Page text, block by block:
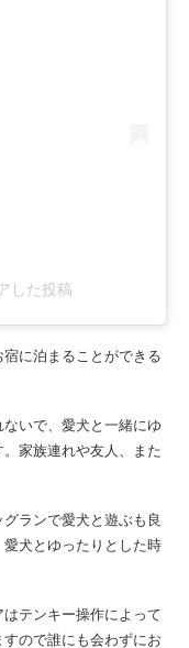
した投稿
に泊まることができる
いで、愛犬と一緒にゆ
家族連れや友人、また
ランで愛犬と遊ぶも良
犬とゆったりとした時
テンキー操作によって
ので誰にも会わずにお